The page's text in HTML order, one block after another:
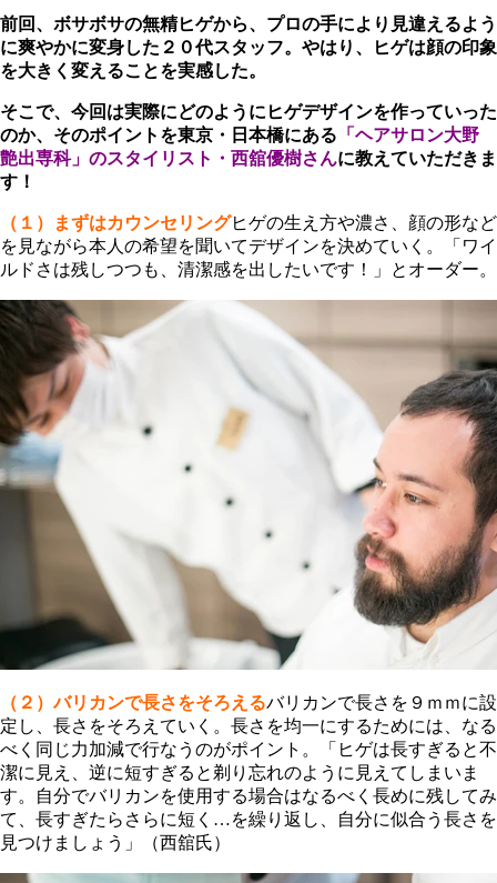
前回、ボサボサの無精ヒゲから、プロの手により見違えるよう
に爽やかに変身した２０代スタッフ。やはり、ヒゲは顔の印象
を大きく変えることを実感した。
そこで、今回は実際にどのようにヒゲデザインを作っていった
のか、そのポイントを東京・日本橋にある 「ヘアサロン大野
艶出専科」のスタイリスト・西舘優樹さんに教えていただきま
す！
（１）まずはカウンセリングヒゲの生え方や濃さ、顔の形など
を見ながら本人の希望を聞いてデザインを決めていく。「ワイ
ルドさは残しつつも、清潔感を出したいです！」とオーダー。
（２）バリカンで長さをそろえるバリカンで長さを９ｍｍに設
定し、長さをそろえていく。長さを均一にするためには、なる
べく同じ力加減で行なうのがポイント。「ヒゲは長すぎると不
潔に見え、逆に短すぎると剃り忘れのように見えてしまいま
す。自分でバリカンを使用する場合はなるべく長めに残してみ
て、長すぎたらさらに短く…を繰り返し、自分に似合う長さを
見つけましょう」（西舘氏）